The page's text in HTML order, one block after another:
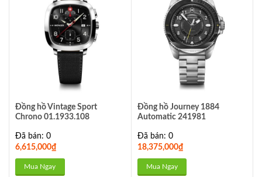
Đồng hồ Vintage Sport
Chrono 01.1933.108
Đã bán: 0
6,615,000₫
Mua Ngay
Đồng hồ Journey 1884
Automatic 241981
Đã bán: 0
18,375,000₫
Mua Ngay